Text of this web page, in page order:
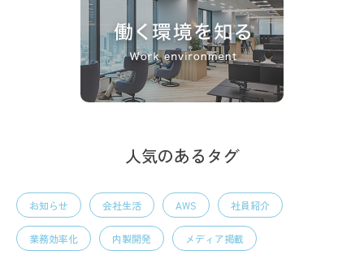
人気のあるタグ
お知らせ 会社生活 AWS 社員紹介
業務効率化 内製開発 メディア掲載